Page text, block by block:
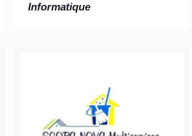
Informatique